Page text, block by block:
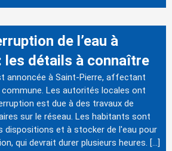
de l’eau à
les détails à connaître
annoncée à Saint-Pierre, affectant
Les autorités locales ont
est due à des travaux de
sur le réseau. Les habitants sont
dispositions et à stocker de l'eau pour
qui devrait durer plusieurs heures. […]